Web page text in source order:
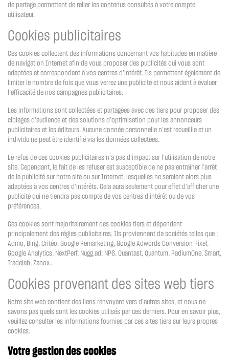
de partage permettent de relier les contenus consultés à votre compte
utilisateur.
Cookies publicitaires
Ces cookies collectent des informations concernant vos habitudes en matière
de navigation Internet afin de vous proposer des publicités qui vous sont
adaptées et correspondent à vos centres d’intérêt. Ils permettent également de
limiter le nombre de fois que vous verrez une publicité et nous aident à évaluer
l’efficacité de nos campagnes publicitaires.
Les informations sont collectées et partagées avec des tiers pour proposer des
ciblages d’audience et des solutions d’optimisation pour les annonceurs
publicitaires et les éditeurs. Aucune donnée personnelle n’est recueillie et un
individu ne peut être identifié via les données collectées.
Le refus de ces cookies publicitaires n’a pas d’impact sur l’utilisation de notre
site. Cependant, le fait de les refuser est susceptible de ne pas entraîner l’arrêt
de la publicité sur notre site ou sur Internet, lesquelles ne seraient alors plus
adaptées à vos centres d’intérêts. Cela aura seulement pour effet d’afficher une
publicité qui ne tiendra pas compte de vos centres d’intérêt ou de vos
préférences.
Ces cookies sont majoritairement des cookies tiers et dépendent
principalement des régies publicitaires. Ils proviennent de sociétés telles que :
Admo, Bing, Critéo, Google Remarketing, Google Adwords Conversion Pixel,
Google Analytics, NextPerf, Nugg.ad, NP6, Quantast, Quantum, RadiumOne, Smart,
Tradelab, Zanox…
Cookies provenant des sites web tiers
Notre site web contient des liens renvoyant vers d’autres sites, et nous ne
savons pas quels sont les cookies utilisés par ces derniers. Pour en savoir plus,
veuillez consulter les informations fournies par ces sites tiers sur leurs propres
cookies.
Votre gestion des cookies